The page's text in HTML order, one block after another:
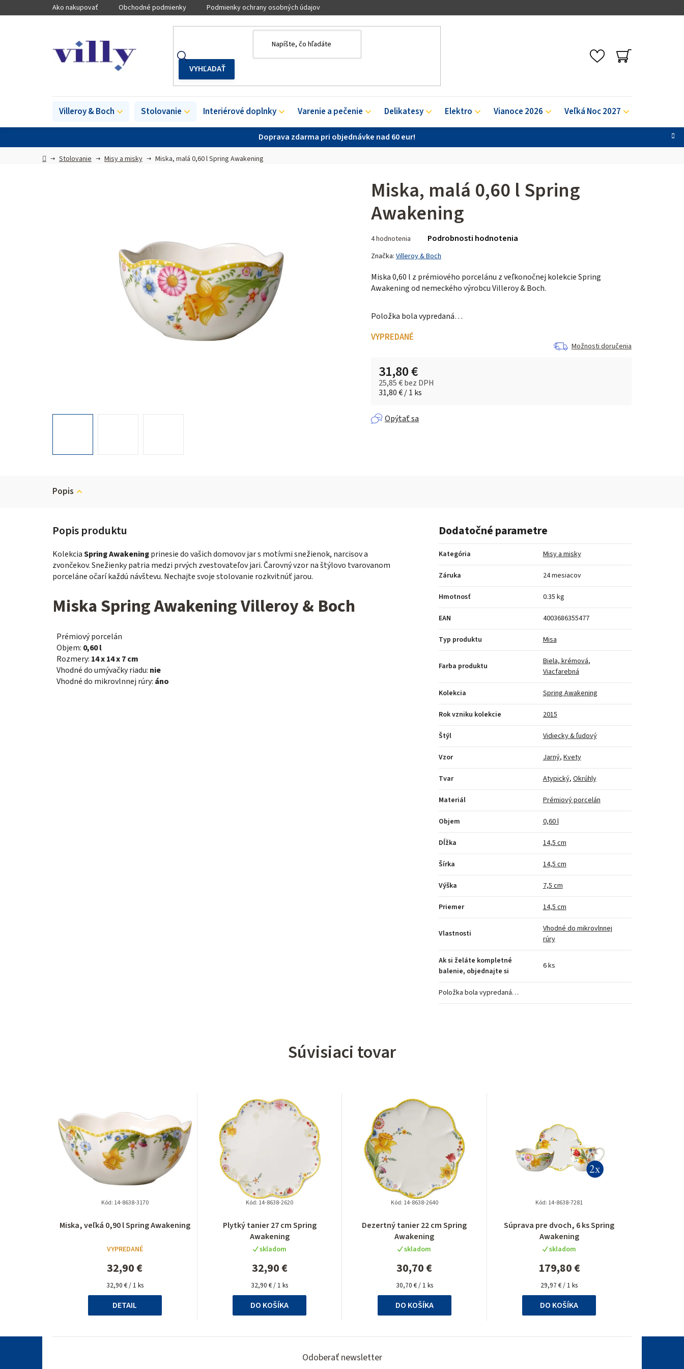
na
Doprava zdarma pri objednávke nad 60 eur!
Ako nakupovať Obchodné podmienky Podmienky ochrany osobných údajov
NÁKUPNÝ
KOŠÍK
Villeroy & Boch Stolovanie Interiérové doplnky Varenie a pečenie Delikatesy Elektro Vianoce 2026 Veľká Noc 2027
DomovStolovanie Misy a misky Miska, malá 0,60 l Spring Awakening
Miska, malá 0,60 l Spring
Awakening
hodnotenie
produktu
5,0
z 5
4 hodnotenia Podrobnosti hodnotenia
Značka: Villeroy & Boch
Miska 0,60 l z prémiového porcelánu z veľkonočnej kolekcie Spring
Awakening od nemeckého výrobcu Villeroy & Boch.
Položka bola vypredaná…
VYPREDANÉ
Možnosti doručenia
31,80 €
25,85 € bez DPH
Jednotková cena:
31,80 € / 1 ks
Opýtať sa
Popis
KolekciaSpring Awakeningprinesie do vašich domovov jar s motívmi snežienok, narcisov a
zvončekov. Snežienky patria medzi prvých zvestovateľov jari. Čarovný vzor na štýlovo tvarovanom
porceláne očarí každú návštevu. Nechajte svoje stolovanie rozkvitnúť jarou.
Miska Spring Awakening Villeroy & Boch
Prémiový porcelán
Objem: 0,60 l
Rozmery: 14 x 14 x 7 cm
Vhodné do umývačky riadu: nie
Vhodné do mikrovlnnej rúry: áno
Dodatočné parametre
Kategória Misy a misky
Záruka 24 mesiacov
Hmotnosť 0.35 kg
EAN 4003686355477
Typ produktu Misa
Farba produktu Biela, krémová,
Viacfarebná
Kolekcia Spring Awakening
Rok vzniku kolekcie 2015
Štýl Vidiecky & ľudový
Vzor Jarný, Kvety
Tvar Atypický, Okrúhly
Materiál Prémiový porcelán
Objem 0,60 l
Dĺžka 14,5 cm
Šírka 14,5 cm
Výška 7,5 cm
Priemer 14,5 cm
Vlastnosti
Vhodné do mikrovlnnej
rúry
Ak si želáte kompletné
balenie, objednajte si
6 ks
Položka bola vypredaná…
Súvisiaci tovar
Miska, veľká 0,90 l Spring Awakening
hodnotenie
je
5,0
z
5
hviezdičiek.
VYPREDANÉ
32,90 €
Jednotková
cena:
32,90 € / 1 ks
DETAIL
Kód: 14-8638-3170
Plytký tanier 27 cm Spring
Awakening
hodnotenie
produktu
je
5,0
z
5
hviezdičiek.
skladom
32,90 €
Jednotková
cena:
32,90 € / 1 ks
DO KOŠÍKA
Kód: 14-8638-2620
Dezertný tanier 22 cm Spring
Awakening
hodnotenie
produktu
je
4,5
z
5
hviezdičiek.
skladom
30,70 €
Jednotková
cena:
30,70 € / 1 ks
DO KOŠÍKA
Kód: 14-8638-2640
Súprava pre dvoch, 6 ks Spring
Awakening
hodnotenie
produktu
je
5,0
z
5
hviezdičiek.
skladom
179,80 €
Jednotková
cena:
29,97 € / 1 ks
DO KOŠÍKA
Kód: 14-8638-7281
Odoberať newsletter